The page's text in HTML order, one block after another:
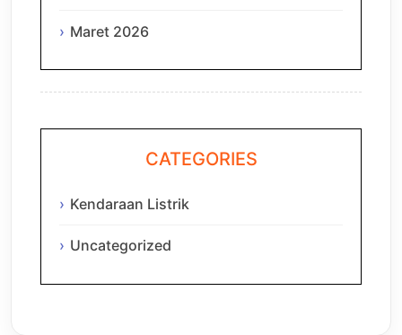
Maret 2026
CATEGORIES
Kendaraan Listrik
Uncategorized